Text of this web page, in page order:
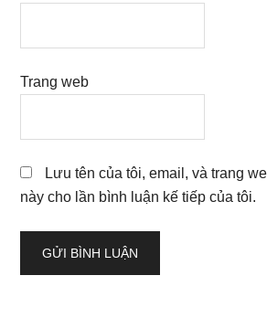
Trang web
Lưu tên của tôi, email, và trang
này cho lần bình luận kế tiếp của tôi.